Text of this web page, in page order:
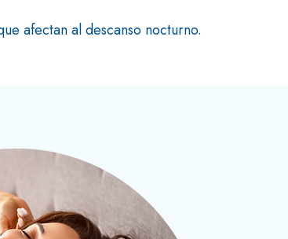
afectan al descanso nocturno.